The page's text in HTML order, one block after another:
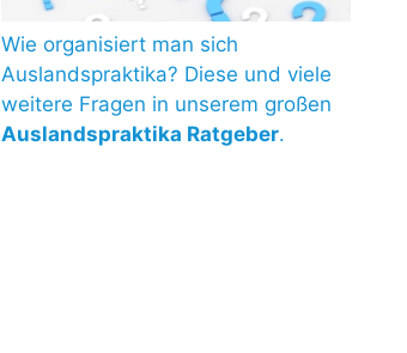
Wie organisiert man sich
Auslandspraktika? Diese und viele
weitere Fragen in unserem großen
Auslandspraktika Ratgeber.